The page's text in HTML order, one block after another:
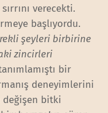
verecekti.
başlıyordu.
şeyleri birbirine
zincirleri
bir
deneyimlerini
değişen bitki